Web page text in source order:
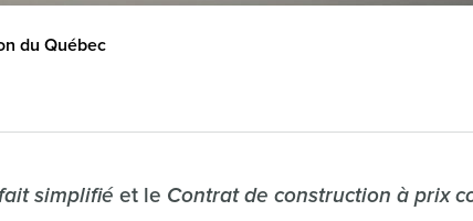
du Québec
simplifié et le Contrat de construction à prix